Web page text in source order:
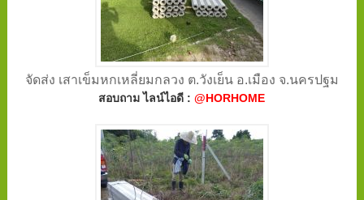
จัดส่ง เสาเข็มหกเหลี่ยมกลวง ต.วังเย็น อ.เมือง จ.นครปฐม
สอบถาม ไลน์ไอดี :@HORHOME